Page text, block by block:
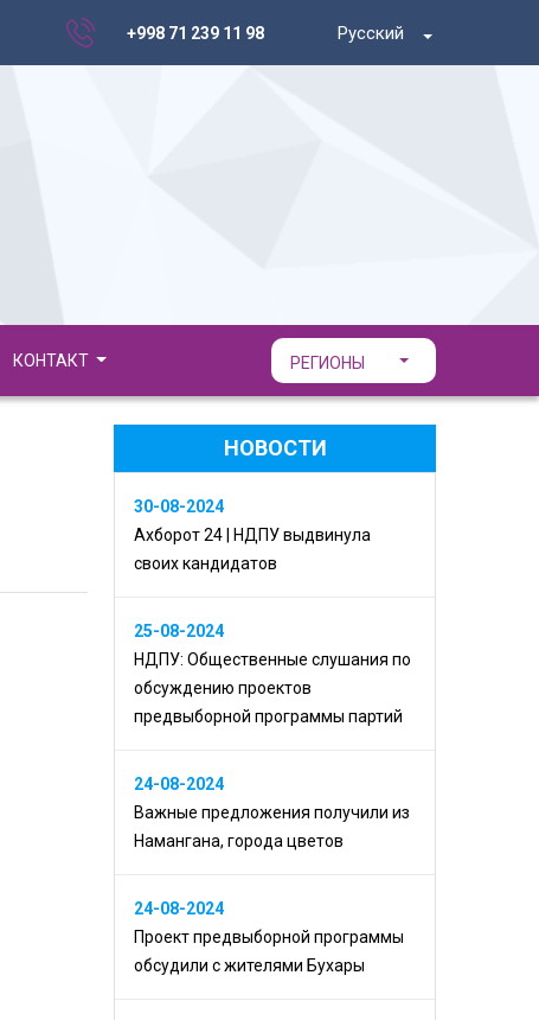
+998 71 239 11 98 Русский
КОНТАКТ РЕГИОНЫ
НОВОСТИ
30-08-2024
Ахборот 24 | НДПУ выдвинула
своих кандидатов
25-08-2024
НДПУ: Общественные слушания по
обсуждению проектов
предвыборной программы партий
24-08-2024
Важные предложения получили из
Намангана, города цветов
24-08-2024
Проект предвыборной программы
обсудили с жителями Бухары